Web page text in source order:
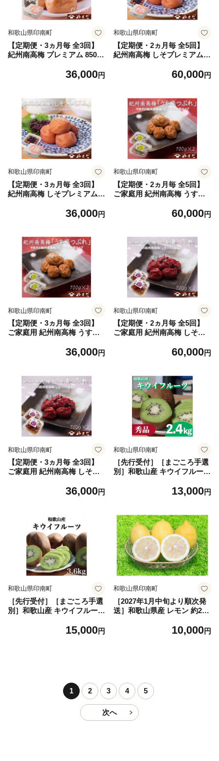
和歌山県印南町
【定期便・3ヵ月毎 全3回】
紀州南高梅 プレミアム 850g
36,000円
和歌山県印南町
【定期便・2ヵ月毎 全5回】
紀州南高梅 しそプレミアム 8
60,000円
和歌山県印南町
【定期便・3ヵ月毎 全3回】
紀州南高梅 しそプレミアム 8
36,000円
和歌山県印南町
【定期便・2ヵ月毎 全5回】
ご家庭用 紀州南高梅 うす塩
60,000円
和歌山県印南町
【定期便・3ヵ月毎 全3回】
ご家庭用 紀州南高梅 うす塩
36,000円
和歌山県印南町
【定期便・2ヵ月毎 全5回】
ご家庭用 紀州南高梅 しそ漬
60,000円
和歌山県印南町
【定期便・3ヵ月毎 全3回】
ご家庭用 紀州南高梅 しそ漬
36,000円
和歌山県印南町
［先行受付］［まごころ手選
別］和歌山産 キウイフルーツ
13,000円
和歌山県印南町
［先行受付］［まごころ手選
別］和歌山産 キウイフルーツ
15,000円
和歌山県印南町
［2027年1月中旬より順次発
送］和歌山県産 レモン 約2.5
［まごころ手選別］［US7
10,000円
1 2 3 4 5
次へ